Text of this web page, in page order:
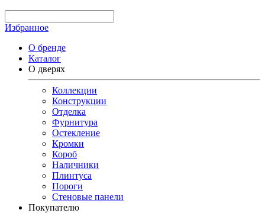
Избранное
О бренде
Каталог
О дверях
Коллекции
Конструкции
Отделка
Фурнитура
Остекление
Кромки
Короб
Наличники
Плинтуса
Пороги
Стеновые панели
Покупателю